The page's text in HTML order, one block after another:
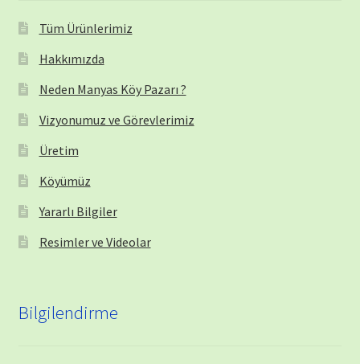
Tüm Ürünlerimiz
Hakkımızda
Neden Manyas Köy Pazarı ?
Vizyonumuz ve Görevlerimiz
Üretim
Köyümüz
Yararlı Bilgiler
Resimler ve Videolar
Bilgilendirme